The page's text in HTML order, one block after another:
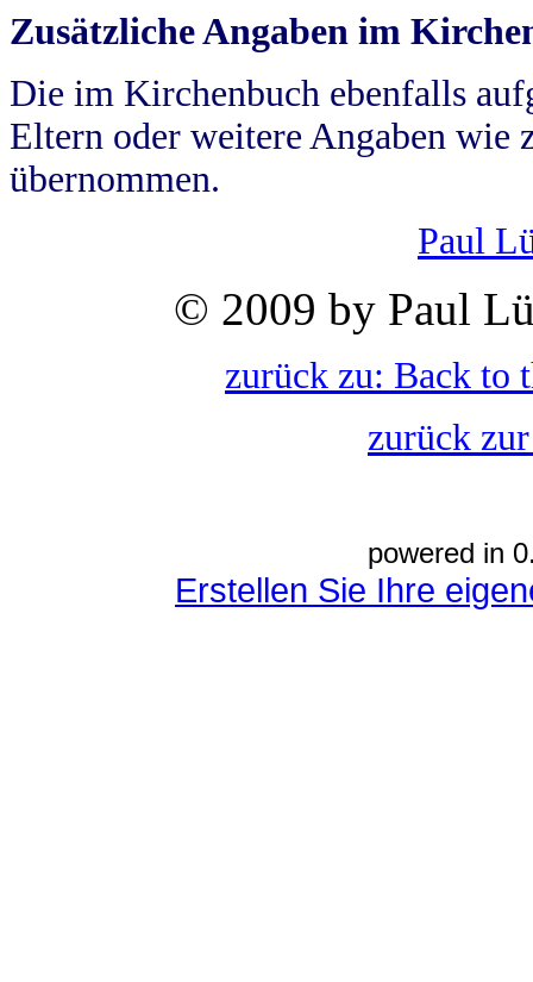
Zusätzliche Angaben im
Die im Kirchenbuch ebenfalls
Eltern oder weitere Angaben wie
übernommen.
Paul
© 2009 by Paul
zurück zu: Back to
zurück
powered in
Erstellen Sie Ihre